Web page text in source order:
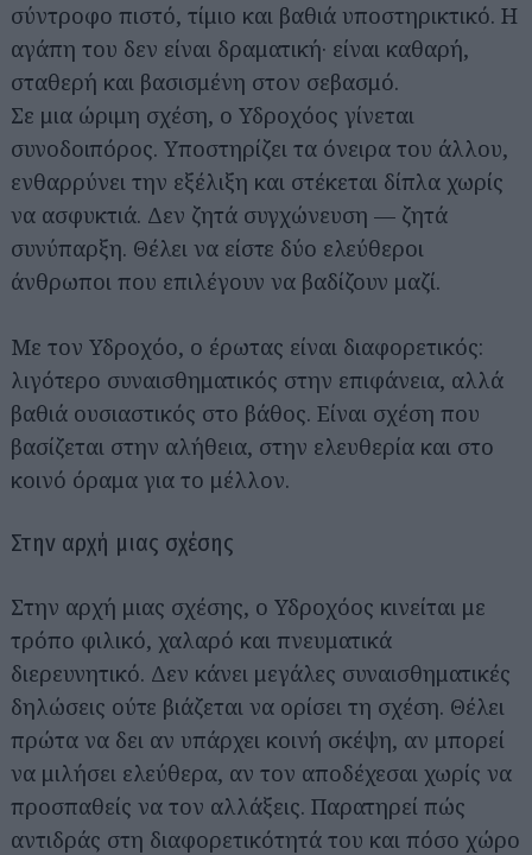
σύντροφο πιστό, τίμιο και βαθιά υποστηρικτικό. Η
αγάπη του δεν είναι δραματική· είναι καθαρή,
σταθερή και βασισμένη στον σεβασμό.
Σε μια ώριμη σχέση, ο Υδροχόος γίνεται
συνοδοιπόρος. Υποστηρίζει τα όνειρα του άλλου,
ενθαρρύνει την εξέλιξη και στέκεται δίπλα χωρίς
να ασφυκτιά. Δεν ζητά συγχώνευση — ζητά
συνύπαρξη. Θέλει να είστε δύο ελεύθεροι
άνθρωποι που επιλέγουν να βαδίζουν μαζί.
Με τον Υδροχόο, ο έρωτας είναι διαφορετικός:
λιγότερο συναισθηματικός στην επιφάνεια, αλλά
βαθιά ουσιαστικός στο βάθος. Είναι σχέση που
βασίζεται στην αλήθεια, στην ελευθερία και στο
κοινό όραμα για το μέλλον.
Στην αρχή μιας σχέσης
Στην αρχή μιας σχέσης, ο Υδροχόος κινείται με
τρόπο φιλικό, χαλαρό και πνευματικά
διερευνητικό. Δεν κάνει μεγάλες συναισθηματικές
δηλώσεις ούτε βιάζεται να ορίσει τη σχέση. Θέλει
πρώτα να δει αν υπάρχει κοινή σκέψη, αν μπορεί
να μιλήσει ελεύθερα, αν τον αποδέχεσαι χωρίς να
προσπαθείς να τον αλλάξεις. Παρατηρεί πώς
αντιδράς στη διαφορετικότητά του και πόσο χώρο